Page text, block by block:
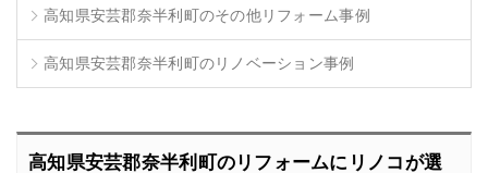
高知県安芸郡奈半利町のその他リフォーム事例
高知県安芸郡奈半利町のリノベーション事例
高知県安芸郡奈半利町のリフォームにリノコが選